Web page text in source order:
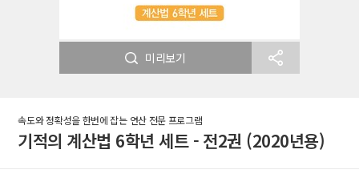
미리보기
속도와 정확성을 한번에 잡는 연산 전문 프로그램
기적의 계산법 6학년 세트 - 전2권 (2020년용)